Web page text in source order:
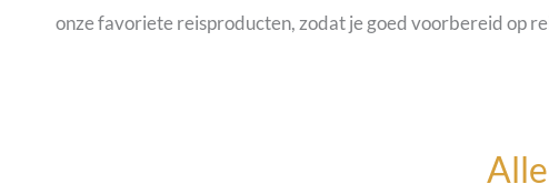
onze favoriete reisproducten, zodat je goed voorbereid op